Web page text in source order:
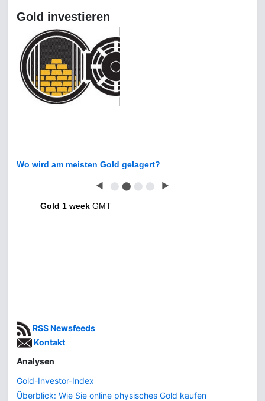
Gold investieren
Wo wird am meisten Gold gelagert?
◀ ⬤ ⬤ ⬤ ⬤ ▶
Gold 1 week GMT
RSS Newsfeeds
Kontakt
Analysen
Gold-Investor-Index
Überblick: Wie Sie online physisches Gold kaufen